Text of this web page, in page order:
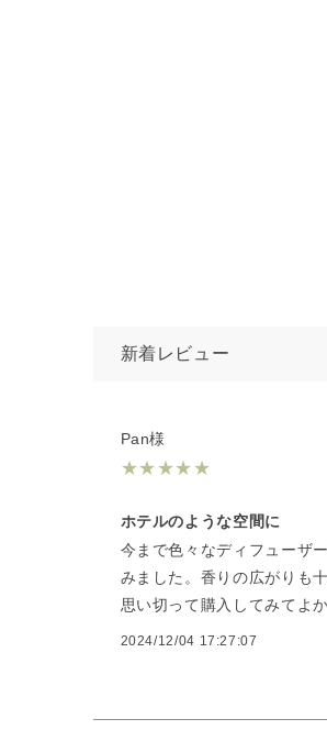
新着レビュー
Pan様
★★★★★
ホテルのような空間に
今まで色々なディフューザ
みました。香りの広がりも
思い切って購入してみてよ
2024/12/04 17:27:07